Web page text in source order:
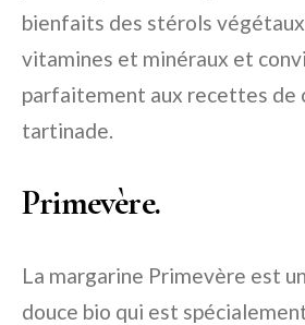
bienfaits des stérols
vitamines et minéraux et
parfaitement aux recettes de
tartinade.
Primevère.
La margarine Primevère est
douce bio qui est